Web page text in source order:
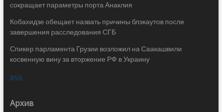
сокращает параметры порта Анаклия
Кобахидзе обещает назвать причины блэкаутов после
завершения расследования СГБ
Спикер парламента Грузии возложил на Саакашвили
косвенную вину за вторжение РФ в Украину
RSS
Архив